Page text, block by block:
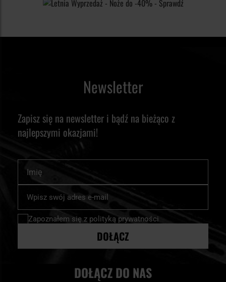
Newsletter
Zapisz się na newsletter i bądź na bieżąco z
najlepszymi okazjami!
nasz
newsletter:
Zapoznałem się z polityką prywatności
DOŁĄCZ
DOŁĄCZ DO NAS